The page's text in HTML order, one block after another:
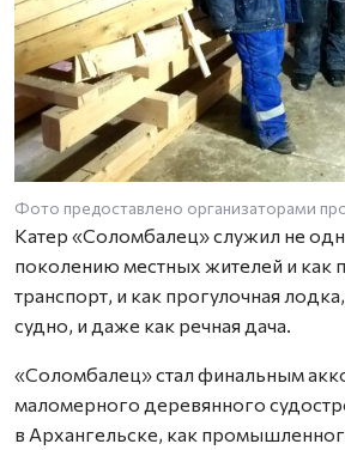
Фото предоставлено организаторами
Катер «Соломбалец» служил не
поколению местных жителей и как
транспорт, и как прогулочная
судно, и даже как речная дача.
«Соломбалец» стал финальным
маломерного деревянного
в Архангельске, как